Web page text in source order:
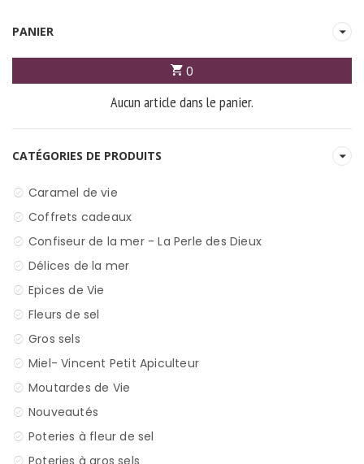
PANIER
0
Aucun article dans le panier.
CATÉGORIES DE PRODUITS
Caramel de vie
Coffrets cadeaux
Confiseur de la mer - La Perle des Dieux
Délices de la mer
Epices de Vie
Fleurs de sel
Gros sels
Miel- Vincent Petit Apiculteur
Moutardes de Vie
Nouveautés
Poteries à fleur de sel
Poteries à gros sels